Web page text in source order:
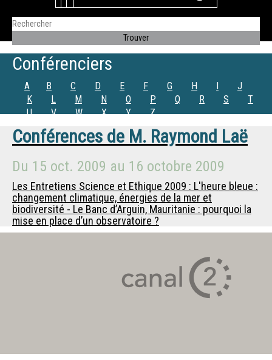
Conférenciers
A B C D E F G H I
J
K
L M N O P Q R S
T
U
V W X Y Z
Conférences de M. Raymond Laë
Du 15 oct. 2009 au 16 octobre 2009
Les Entretiens Science et Ethique 2009 : L'heure bleue :
changement climatique, énergies de la mer et
biodiversité - Le Banc d’Arguin, Mauritanie : pourquoi la
mise en place d’un observatoire ?